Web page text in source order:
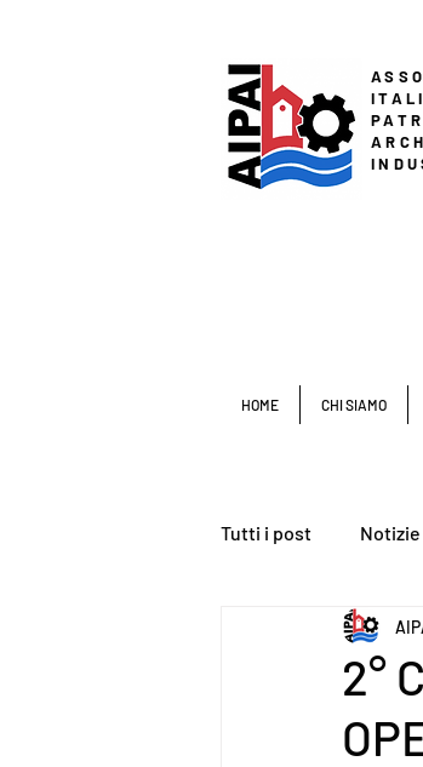
HOME CHI SIAMO
Tutti i post Notizie
2°